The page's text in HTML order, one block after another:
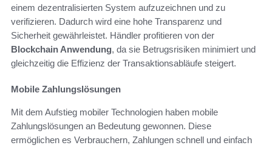
einem dezentralisierten System aufzuzeichnen und zu
verifizieren. Dadurch wird eine hohe Transparenz und
Sicherheit gewährleistet. Händler profitieren von der
Blockchain Anwendung, da sie Betrugsrisiken minimiert und
gleichzeitig die Effizienz der Transaktionsabläufe steigert.
Mobile Zahlungslösungen
Mit dem Aufstieg mobiler Technologien haben mobile
Zahlungslösungen an Bedeutung gewonnen. Diese
ermöglichen es Verbrauchern, Zahlungen schnell und einfach